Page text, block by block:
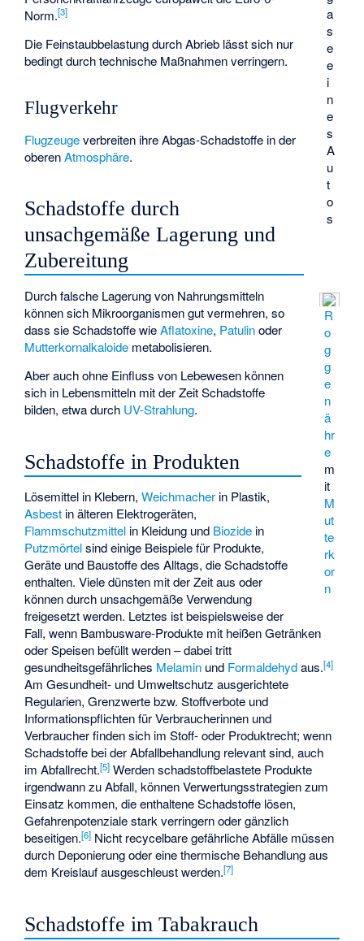
a
s
e
e
i
n
e
s
A
u
t
o
s
Norm.[3]
Die Feinstaubbelastung durch Abrieb lässt sich nur
bedingt durch technische Maßnahmen verringern.
Flugverkehr
Flugzeugeverbreiten ihre Abgas-Schadstoffe in der
oberenAtmosphäre.
Schadstoffe durch
unsachgemäße Lagerung und
Zubereitung
R
o
g
g
e
n
ä
hr
e
m
it
M
ut
te
rk
or
n
Durch falsche Lagerung von Nahrungsmitteln
können sich Mikroorganismen gut vermehren, so
dass sie Schadstoffe wieAflatoxine, Patulinoder
Mutterkornalkaloide metabolisieren.
Aber auch ohne Einfluss von Lebewesen können
sich in Lebensmitteln mit der Zeit Schadstoffe
bilden, etwa durch UV-Strahlung.
Schadstoffe in Produkten
Lösemittel in Klebern,Weichmacher in Plastik,
Asbest in älteren Elektrogeräten,
Flammschutzmittel in Kleidung und Biozide in
Putzmörtelsind einige Beispiele für Produkte,
Geräte und Baustoffe des Alltags, die Schadstoffe
enthalten. Viele dünsten mit der Zeit aus oder
können durch unsachgemäße Verwendung
freigesetzt werden. Letztes ist beispielsweise der
Fall, wenn Bambusware-Produkte mit heißen Getränken
oder Speisen befüllt werden – dabei tritt
gesundheitsgefährliches Melamin und Formaldehydaus.[4]
Am Gesundheit- und Umweltschutz ausgerichtete
Regularien, Grenzwerte bzw. Stoffverbote und
Informationspflichten für Verbraucherinnen und
Verbraucher finden sich im Stoff- oder Produktrecht; wenn
Schadstoffe bei der Abfallbehandlung relevant sind, auch
im Abfallrecht.[5] Werden schadstoffbelastete Produkte
irgendwann zu Abfall, können Verwertungsstrategien zum
Einsatz kommen, die enthaltene Schadstoffe lösen,
Gefahrenpotenziale stark verringern oder gänzlich
beseitigen.[6] Nicht recycelbare gefährliche Abfälle müssen
durch Deponierung oder eine thermische Behandlung aus
dem Kreislauf ausgeschleust werden.[7]
Schadstoffe im Tabakrauch